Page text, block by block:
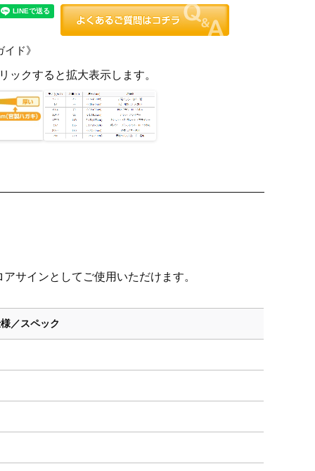
イド》
ックすると拡大表示します。
サインとしてご使用いただけます。
／スペック